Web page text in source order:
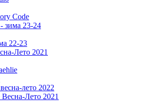
Code
зима 23-24
22-23
Лето 2021
лето 2022
Весна-Лето 2021